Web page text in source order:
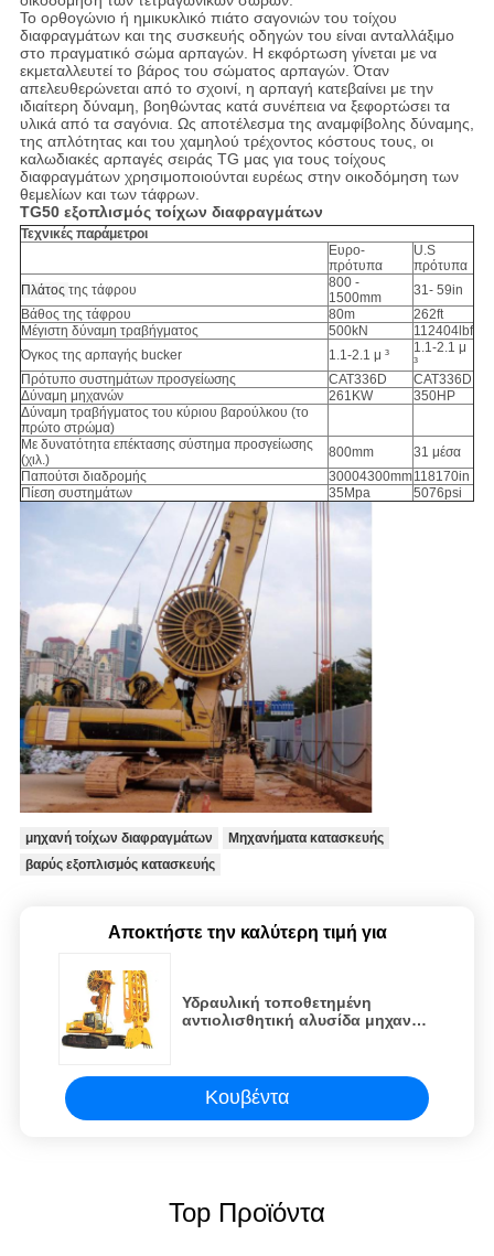
Το ορθογώνιο ή ημικυκλικό πιάτο σαγονιών του τοίχου
διαφραγμάτων και της συσκευής οδηγών του είναι ανταλλάξιμο
στο πραγματικό σώμα αρπαγών. Η εκφόρτωση γίνεται με να
εκμεταλλευτεί το βάρος του σώματος αρπαγών. Όταν
απελευθερώνεται από το σχοινί, η αρπαγή κατεβαίνει με την
ιδιαίτερη δύναμη, βοηθώντας κατά συνέπεια να ξεφορτώσει τα
υλικά από τα σαγόνια. Ως αποτέλεσμα της αναμφίβολης δύναμης,
της απλότητας και του χαμηλού τρέχοντος κόστους τους, οι
καλωδιακές αρπαγές σειράς TG μας για τους τοίχους
διαφραγμάτων χρησιμοποιούνται ευρέως στην οικοδόμηση των
θεμελίων και των τάφρων.
TG50 εξοπλισμός τοίχων διαφραγμάτων
Τεχνικές παράμετροι
Ευρο-
πρότυπα
U.S
πρότυπα
Πλάτος της τάφρου
800 -
1500mm
31- 59in
Βάθος της τάφρου
80m
262ft
Μέγιστη δύναμη τραβήγματος
500kN
112404lbf
Όγκος της αρπαγής bucker
1.1-2.1 μ ³
1.1-2.1 μ
³
Πρότυπο συστημάτων προσγείωσης
CAT336D
CAT336D
Δύναμη μηχανών
261KW
350HP
Δύναμη τραβήγματος του κύριου βαρούλκου (το
πρώτο στρώμα)
Με δυνατότητα επέκτασης σύστημα προσγείωσης
(χιλ.)
800mm
31 μέσα
Παπούτσι διαδρομής
30004300mm118170in
Πίεση συστημάτων
35Mpa 5076psi
μηχανή τοίχων διαφραγμάτων
Μηχανήματα κατασκευής
βαρύς εξοπλισμός κατασκευής
Αποκτήστε την καλύτερη τιμή για
Υδραυλική τοποθετημένη
αντιολισθητική αλυσίδα μηχανή
Κουβέντα
Top Προϊόντα